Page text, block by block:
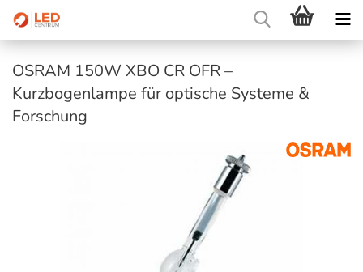
OSRAM 150W XBO CR OFR –
Kurzbogenlampe für optische Systeme &
Forschung